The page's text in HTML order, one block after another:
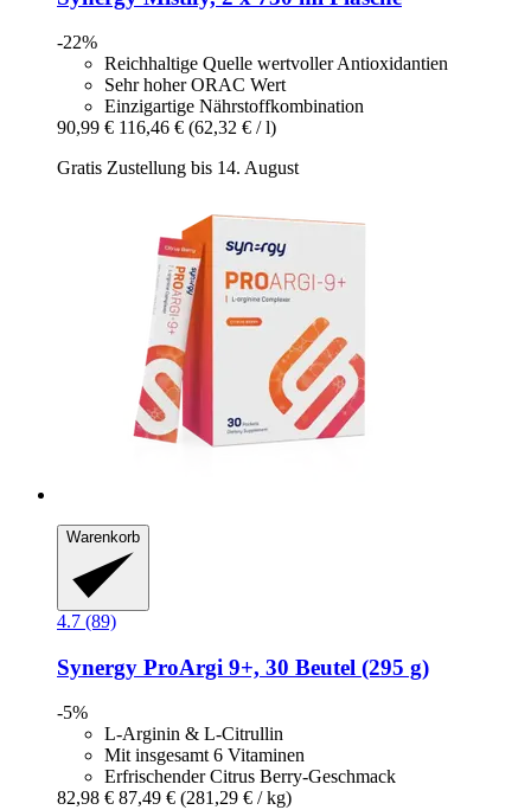
-22%
Reichhaltige Quelle wertvoller Antioxidantien
Sehr hoher ORAC Wert
Einzigartige Nährstoffkombination
90,99 € 116,46 € (62,32 € / l)
Gratis Zustellung bis 14. August
Warenkorb
4.7 (89)
Synergy ProArgi 9+, 30 Beutel (295 g)
-5%
L-Arginin & L-Citrullin
Mit insgesamt 6 Vitaminen
Erfrischender Citrus Berry-Geschmack
82,98 € 87,49 € (281,29 € / kg)